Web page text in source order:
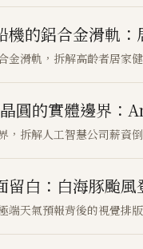
的鋁合金滑軌
滑軌，拆解高齡者居家
圓的實體邊界
拆解人工智慧公司薪資
白：白海豚颱
天氣預報背後的視覺排